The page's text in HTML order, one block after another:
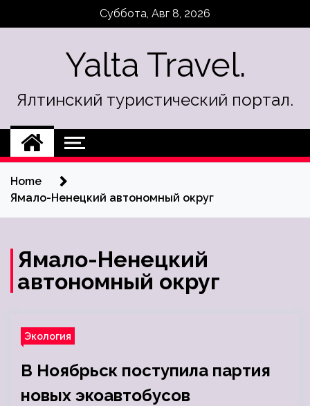
Суббота, Авг 8, 2026
Yalta Travel.
Ялтинский туристический портал.
Home
Ямало-Ненецкий автономный округ
Ямало-Ненецкий
автономный округ
Экология
В Ноябрьск поступила партия
новых экоавтобусов